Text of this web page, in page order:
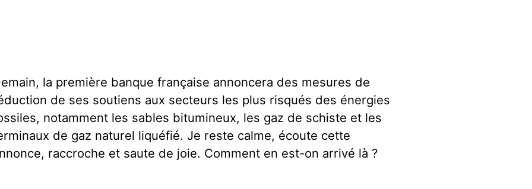
la première banque française annoncera des mesures de
de ses soutiens aux secteurs les plus risqués des énergies
notamment les sables bitumineux, les gaz de schiste et les
de gaz naturel liquéfié. Je reste calme, écoute cette
raccroche et saute de joie. Comment en est-on arrivé là ?